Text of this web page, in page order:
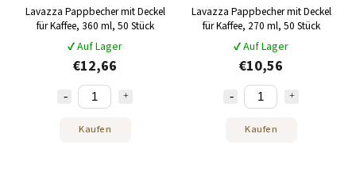
Lavazza Pappbecher mit Deckel
für Kaffee, 360 ml, 50 Stück
✔ Auf Lager
€12,66
Kaufen
Lavazza Pappbecher mit Deckel
für Kaffee, 270 ml, 50 Stück
✔ Auf Lager
€10,56
Kaufen